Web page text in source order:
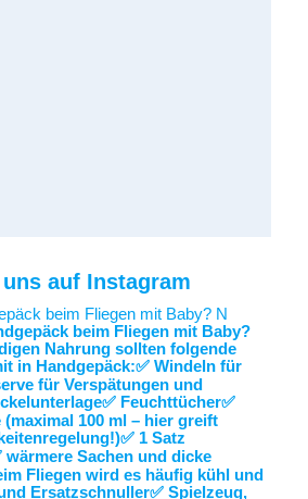
auf Instagram
beim Fliegen mit Baby? N